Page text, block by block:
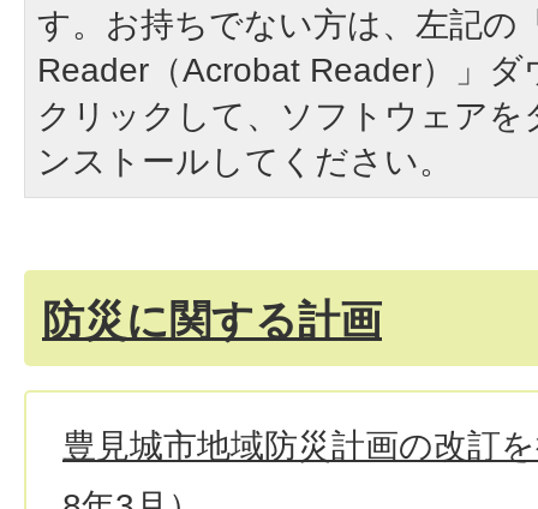
す。お持ちでない方は、左記の
Reader（Acrobat Reader）」
クリックして、ソフトウェア
ンストールしてください。
防災に関する計画
豊見城市地域防災計画の改訂